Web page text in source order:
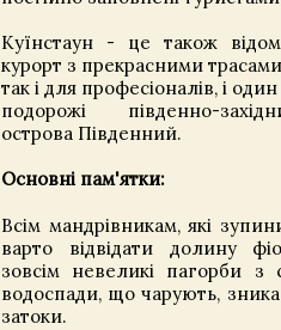
Куїнстаун - це також
курорт з прекрасними трасами
так і для професіоналів, і
подорожі південно-
острова Південний.
Основні пам'ятки:
Всім мандрівникам, які
варто відвідати долину
зовсім невеликі пагорби з
водоспади, що чарують,
затоки.